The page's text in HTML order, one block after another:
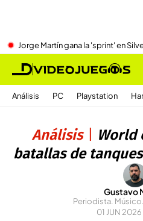
Jorge Martín gana la 'sprint' en
Análisis PC Playstation
Análisis
World
batallas de
Gustavo
Periodista.
01 JUN